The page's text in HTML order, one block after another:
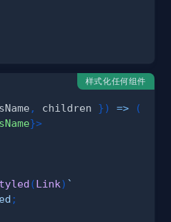
样式化任何组件
, children }) =>
(
}>
(Link) `
;